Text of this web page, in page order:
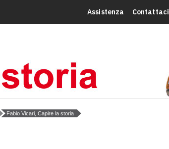
Assistenza Contattaci
Fabio Vicari, Capire la storia